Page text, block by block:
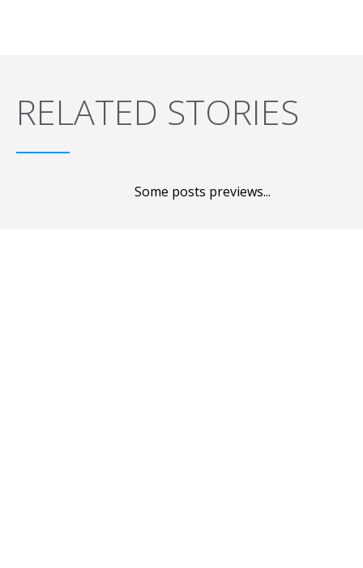
RELATED STORIES
Some posts previews...